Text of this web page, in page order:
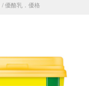
/ 優酪乳．優格